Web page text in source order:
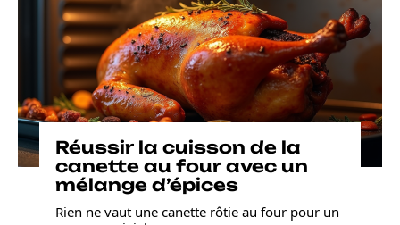
Réussir la cuisson de la
canette au four avec un
mélange d’épices
Rien ne vaut une canette rôtie au four pour un